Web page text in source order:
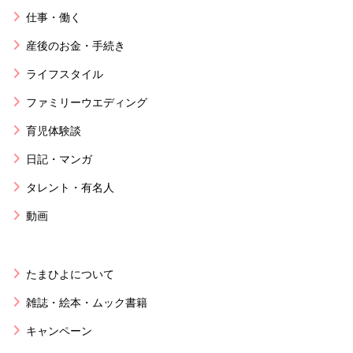
仕事・働く
産後のお金・手続き
ライフスタイル
ファミリーウエディング
育児体験談
日記・マンガ
タレント・有名人
動画
たまひよについて
雑誌・絵本・ムック書籍
キャンペーン